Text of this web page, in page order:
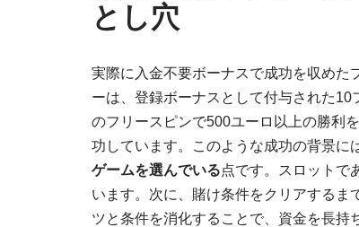
とし穴
実際に入金不要ボーナスで成功を収めた
ーは、登録ボーナスとして付与された
のフリースピンで500ユーロ以上の勝利
功しています。このような成功の背景に
ゲームを選んでいる点です。スロットで
います。次に、賭け条件をクリアするま
ツと条件を消化することで、資金を長持